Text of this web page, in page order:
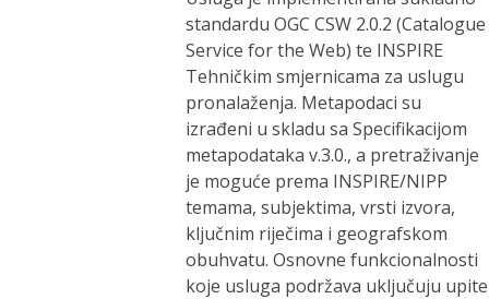
standardu OGC CSW 2.0.2 (Catalogue
Service for the Web) te INSPIRE
Tehničkim smjernicama za uslugu
pronalaženja. Metapodaci su
izrađeni u skladu sa Specifikacijom
metapodataka v.3.0., a pretraživanje
je moguće prema INSPIRE/NIPP
temama, subjektima, vrsti izvora,
ključnim riječima i geografskom
obuhvatu. Osnovne funkcionalnosti
koje usluga podržava uključuju upite